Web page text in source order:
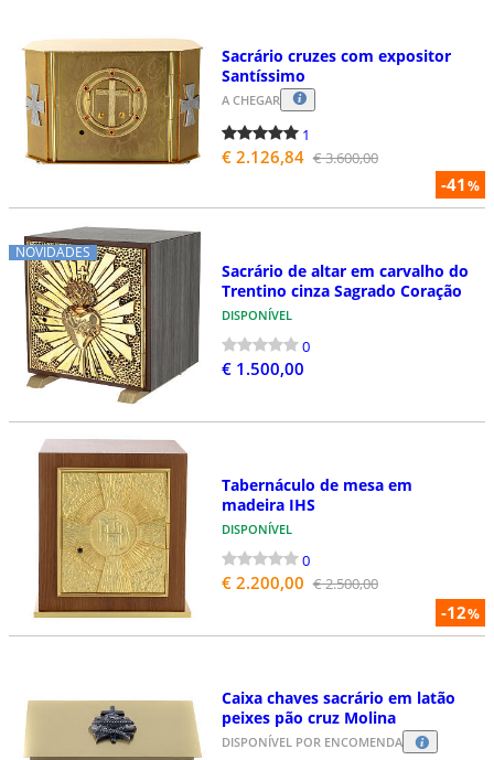
-41%
Sacrário cruzes com expositor
Santíssimo
A CHEGAR
1
€ 2.126,84 € 3.600,00
NOVIDADES
Sacrário de altar em carvalho do
Trentino cinza Sagrado Coração
DISPONÍVEL
0
€ 1.500,00
-12%
Tabernáculo de mesa em
madeira IHS
DISPONÍVEL
0
€ 2.200,00 € 2.500,00
Caixa chaves sacrário em latão
peixes pão cruz Molina
DISPONÍVEL POR ENCOMENDA